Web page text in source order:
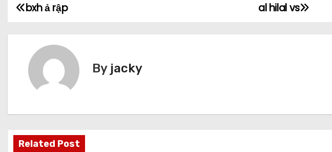
Đ
i
ư
ớ
al hilal vs
bxh ả rập
By jacky
Related Post